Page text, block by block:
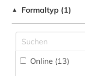
patentrecht (1)
pharmazie (1)
▲ Formaltyp (1)
Online (13)